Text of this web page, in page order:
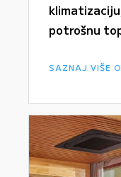
potrošnu
SAZNAJ VIŠE